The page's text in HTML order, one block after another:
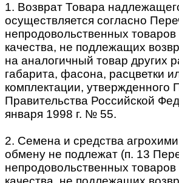
1. Возврат Товара
осуществляется согласно
непродовольственных
качества, не подлежащих
на аналогичный товар других
габарита, фасона, расцветки
комплектации, утвержденного
Правительства Российской
января 1998 г. № 55.
2. Семена и средства
обмену не подлежат (п. 13
непродовольственных